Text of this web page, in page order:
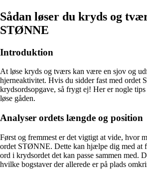
Sådan løser du kryds og
STØNNE
Introduktion
At løse kryds og tværs kan være en sjov og
hjerneaktivitet. Hvis du sidder fast med ordet
krydsordsopgave, så frygt ej! Her er nogle
løse gåden.
Analyser ordets længde og position
Først og fremmest er det vigtigt at vide, hvor
ordet STØNNE. Dette kan hjælpe dig med at
ord i krydsordet det kan passe sammen med.
hvilke bogstaver der allerede er på plads